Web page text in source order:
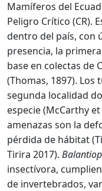
Mamíferos del
Peligro Crítico (CR).
dentro del país, con
presencia, la
base en colectas de
(Thomas, 1897). Los
segunda localidad
especie (McCarthy
amenazas son la
pérdida de hábitat
Tirira 2017).
insectívora,
de invertebrados,